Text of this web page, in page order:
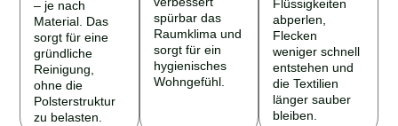
– je nach
Material. Das
sorgt für eine
gründliche
Reinigung,
ohne die
Polsterstruktur
zu belasten.
spürbar das
Raumklima und
sorgt für ein
hygienisches
Wohngefühl.
Flüssigkeiten
abperlen,
Flecken
weniger schnell
entstehen und
die Textilien
länger sauber
bleiben.